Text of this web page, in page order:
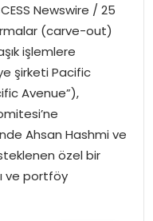
Newswire / 25
(carve-out)
işlemlere
şirketi Pacific
Avenue”),
Ahsan Hashmi ve
özel bir
ve portföy